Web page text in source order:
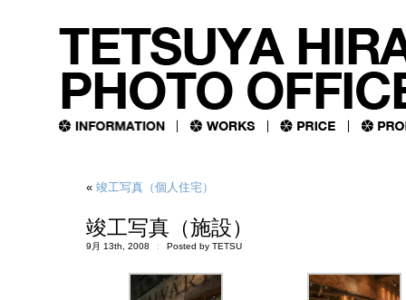
« 竣工写真（個人住宅）
竣工写真（施設）
9月 13th, 2008 Posted by TETSU